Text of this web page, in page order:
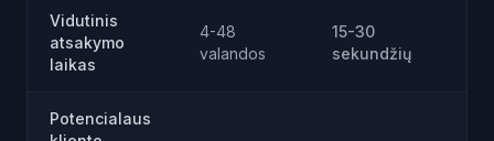
Vidutinis
atsakymo
laikas
4-48
valandos
15-30
sekundžių
Potencialaus